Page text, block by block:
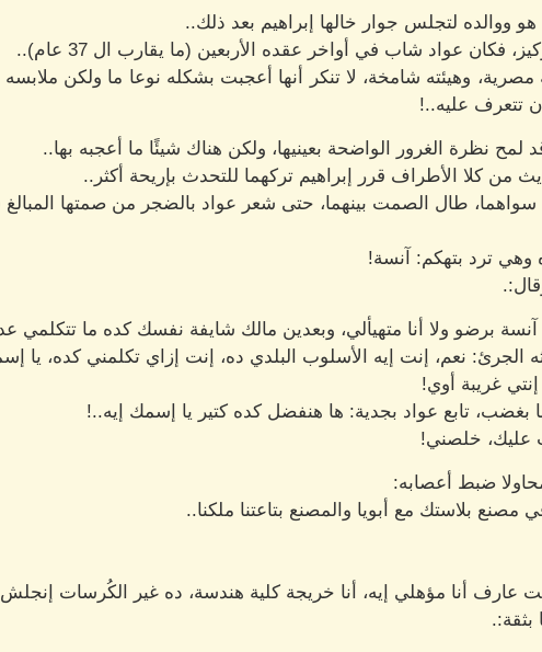
ووالده لتجلس جوار خالها إبراهيم بعد ذلك..
فكان عواد شاب في أواخر عقده الأربعين (ما يقارب ال 37 عام)..
وهيئته شامخة، لا تنكر أنها أعجبت بشكله نوعا ما ولكن ملابسه
تتعرف عليه..!
لمح نظرة الغرور الواضحة بعينيها، ولكن هناك شيئًا ما أعجبه بها..
من كلا الأطراف قرر إبراهيم تركهما للتحدث بإريحة أكثر..
سواهما، طال الصمت بينهما، حتى شعر عواد بالضجر من صمتها المبالغ
ترد بتهكم: آنسة!
برضو ولا أنا متهيألي، وبعدين مالك شايفة نفسك كده ما تتكلمي
نعم، إنت إيه الأسلوب البلدي ده، إنت إزاي تكلمني كده، يا
غريبة أوي!
تابع عواد بجدية: ها هنفضل كده كتير يا إسمك إيه..!
عليك، خلصني!
ضبط أعصابه:
عارف أنا مؤهلي إيه، أنا خريجة كلية هندسة، ده غير الكُرسات
بثقة:.